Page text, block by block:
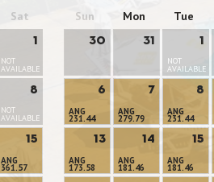
Sat
1
NOT
AVAILABLE
8
NOT
AVAILABLE
15
ANG
361.57
Sun Mon Tue
30 31 1
NOT
AVAILABLE
6
ANG
231.44
7
ANG
279.79
8
ANG
231.44
13
ANG
173.58
14
ANG
181.46
15
ANG
181.46